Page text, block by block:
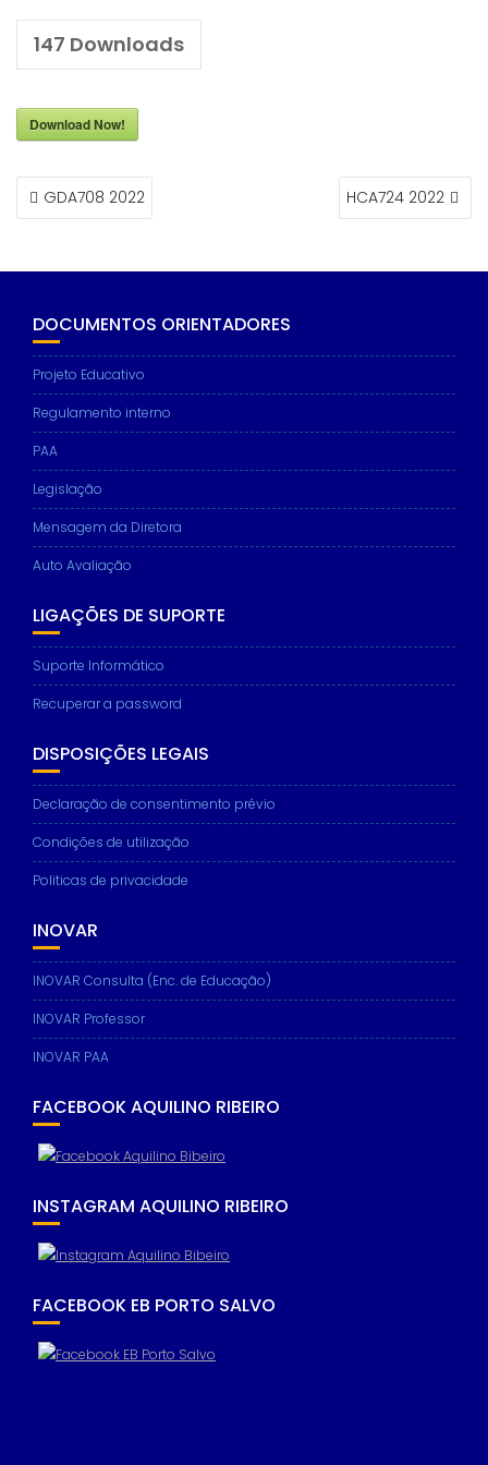
147 Downloads
Download Now!
NAVEGAÇÃO
DEGDA708 2022 HCA724 2022
DOCUMENTOS ORIENTADORES
Projeto Educativo
Regulamento interno
PAA
Legislação
Mensagem da Diretora
Auto Avaliação
LIGAÇÕES DE SUPORTE
Suporte Informático
Recuperar a password
DISPOSIÇÕES LEGAIS
Declaração de consentimento prévio
Condições de utilização
Politicas de privacidade
INOVAR
INOVAR Consulta (Enc. de Educação)
INOVAR Professor
INOVAR PAA
FACEBOOK AQUILINO RIBEIRO
INSTAGRAM AQUILINO RIBEIRO
FACEBOOK EB PORTO SALVO